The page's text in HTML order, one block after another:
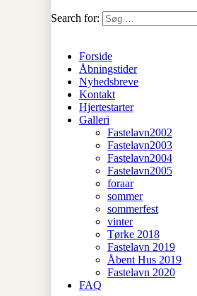
Search for:
Forside
Åbningstider
Nyhedsbreve
Kontakt
Hjertestarter
Galleri
Fastelavn2002
Fastelavn2003
Fastelavn2004
Fastelavn2005
foraar
sommer
sommerfest
vinter
Tørke 2018
Fastelavn 2019
Åbent Hus 2019
Fastelavn 2020
FAQ